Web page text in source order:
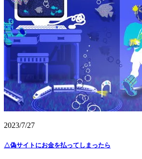
2023/7/27
△偽サイトにお金を払ってしまったら